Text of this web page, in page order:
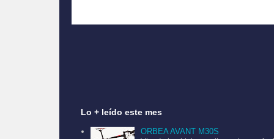
Lo + leído este mes
ORBEA AVANT M30S